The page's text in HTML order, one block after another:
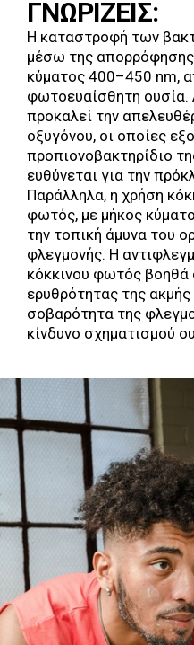
ΓΝΩΡΙΖΕΙΣ:
Η καταστροφή των
μέσω της
κύματος 400–450 nm,
φωτοευαίσθητη ουσία.
προκαλεί την
οξυγόνου, οι οποίες
προπιονοβακτηρίδιο
ευθύνεται για την
Παράλληλα, η χρήση
φωτός, με μήκος
την τοπική άμυνα του
φλεγμονής. Η
κόκκινου φωτός βοηθά
ερυθρότητας της ακμής
σοβαρότητα της
κίνδυνο σχηματισμού